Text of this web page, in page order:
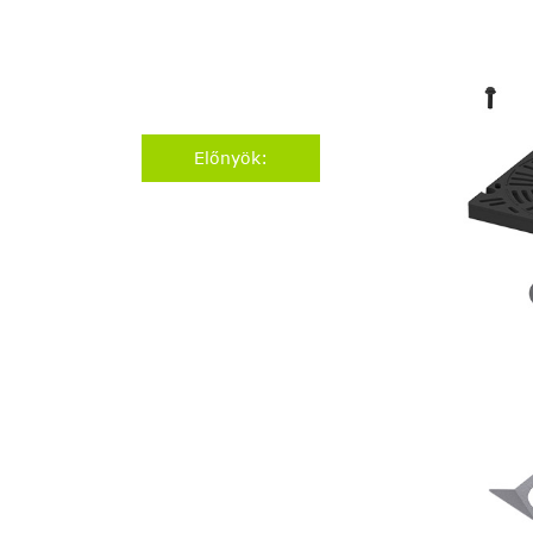
Előnyök: